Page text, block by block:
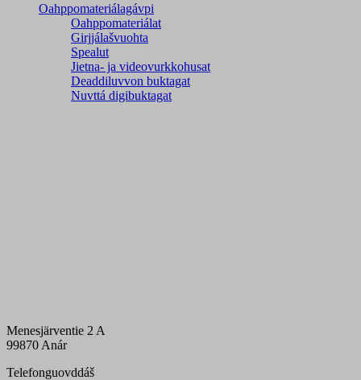
Oahppomateriálagávpi
Oahppomateriálat
Girjjálašvuohta
Spealut
Jietna- ja videovurkkohusat
Deaddiluvvon buktagat
Nuvttá digibuktagat
Menesjärventie 2 A
99870 Anár
Telefonguovddáš